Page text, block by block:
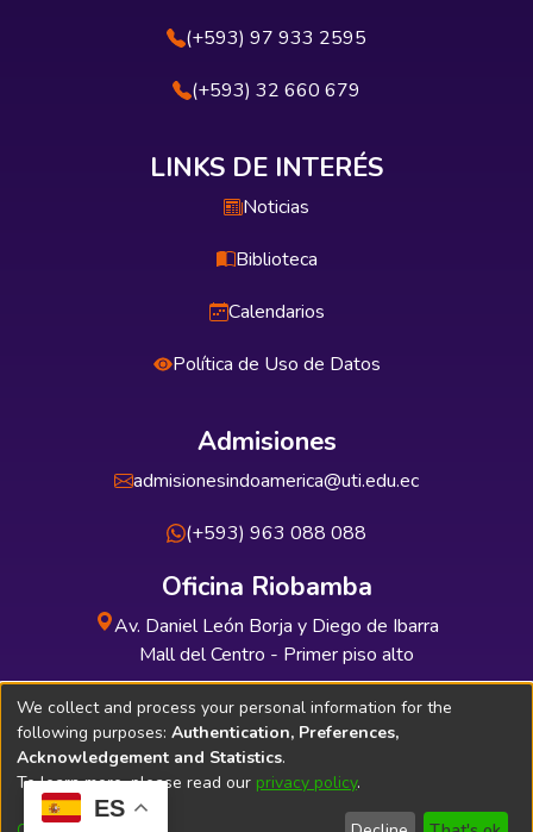
ES
(+593) 97 933 2595
(+593) 32 660 679
LINKS DE INTERÉS
Noticias
Biblioteca
Calendarios
Política de Uso de Datos
Admisiones
admisionesindoamerica@uti.edu.ec
(+593) 963 088 088
Oficina Riobamba
Av. Daniel León Borja y Diego de Ibarra
Mall del Centro - Primer piso alto
Oficina Guayaquil
Av. 9 de Octubre y Av. Quito Edificio
INDUAUTO - Planta baja
We collect and process your personal information for the
following purposes: Authentication, Preferences,
Acknowledgement and Statistics.
To learn more, please read our privacy policy.